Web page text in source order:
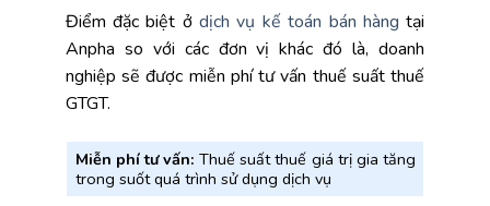
Điểm đặc biệt ởdịch vụ kế toán bán hàng tại
Anpha so với các đơn vị khác đó là, doanh
nghiệp sẽ được miễn phí tư vấn thuế suất thuế
GTGT.
Miễn phí tư vấn: Thuế suất thuế giá trị gia tăng
trong suốt quá trình sử dụng dịch vụ